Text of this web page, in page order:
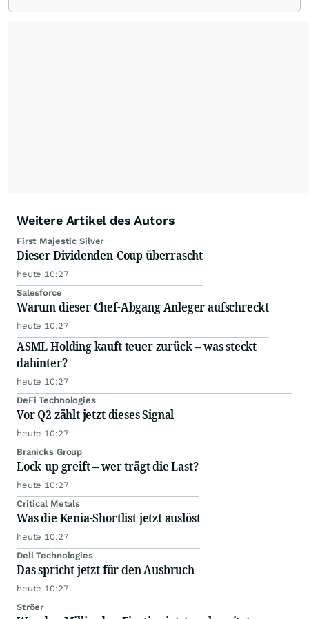
Weitere Artikel des Autors
First Majestic Silver
Dieser Dividenden-Coup überrascht
heute 10:27
Salesforce
Warum dieser Chef-Abgang Anleger aufschreckt
heute 10:27
ASML Holding kauft teuer zurück – was steckt
dahinter?
heute 10:27
DeFi Technologies
Vor Q2 zählt jetzt dieses Signal
heute 10:27
Branicks Group
Lock-up greift – wer trägt die Last?
heute 10:27
Critical Metals
Was die Kenia-Shortlist jetzt auslöst
heute 10:27
Dell Technologies
Das spricht jetzt für den Ausbruch
heute 10:27
Ströer